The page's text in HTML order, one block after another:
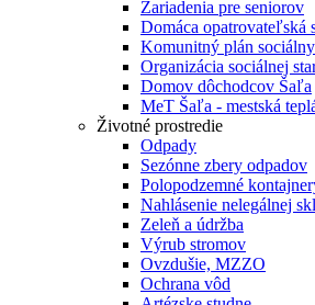
Zariadenia pre seniorov
Domáca opatrovateľská
Komunitný plán
Organizácia sociálnej
Domov dôchodcov Šaľa
MeT Šaľa - mestská
Životné prostredie
Odpady
Sezónne zbery odpadov
Polopodzemné
Nahlásenie nelegálnej
Zeleň a údržba
Výrub stromov
Ovzdušie, MZZO
Ochrana vôd